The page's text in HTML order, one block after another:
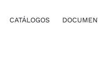
CATÁLOGOS